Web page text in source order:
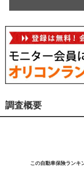
調査概要
この自動車保険ランキ